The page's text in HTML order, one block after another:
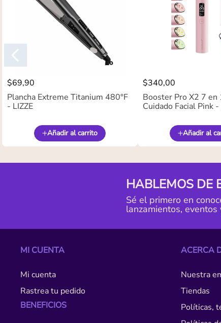
$69,90
Plancha Extreme Titanium 480°F
- LIZZE
Añadir al carrito
$340,00
Booster Pro X2 7 en
Cuidado Facial Pink
Añadir al
HABLEMOS DE
Sé el primero en
lanzamientos, eventos
MI CUENTA
Mi cuenta
Rastrea tu pedido
BENEFICIOS
ACERCA
Nuestra
Tiendas
Políticas,